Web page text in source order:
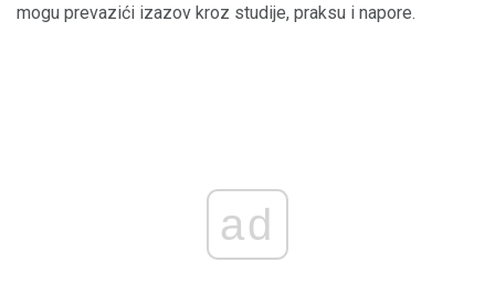
mogu prevazići izazov kroz studije, praksu i napore.
ad